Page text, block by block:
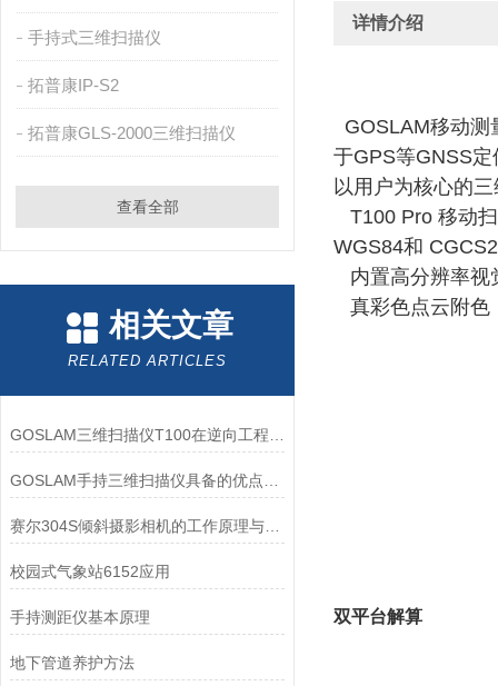
手持式三维扫描仪
拓普康IP-S2
拓普康GLS-2000三维扫描仪
查看全部
相关文章
RELATED ARTICLES
赛尔304S倾斜摄影相机的工作原理与操作技巧分析
校园式气象站6152应用
手持测距仪基本原理
地下管道养护方法
详情介绍
GOSLAM移动测
于GPS等GNSS
以用户为核心的
T100 Pro 移动
WGS84和
内置高分辨率视
真彩色点云附色
双平台解算